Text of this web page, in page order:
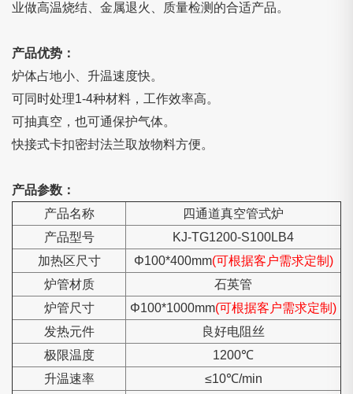
业做高温烧结、金属退火、质量检测的合适产品。
产品优势：
炉体占地小、升温速度快。
可同时处理1-4种材料，工作效率高。
可抽真空，也可通保护气体。
快接式卡扣密封法兰取放物料方便。
产品参数：
产品名称
四通道真空管式炉
产品型号
KJ-TG1200-S100LB4
加热区尺寸
Φ100*400mm(可根据客户需求定制)
炉管材质
石英管
炉管尺寸
Φ100*1000mm(可根据客户需求定制)
发热元件
良好电阻丝
极限温度
1200℃
升温速率
≤10℃/min